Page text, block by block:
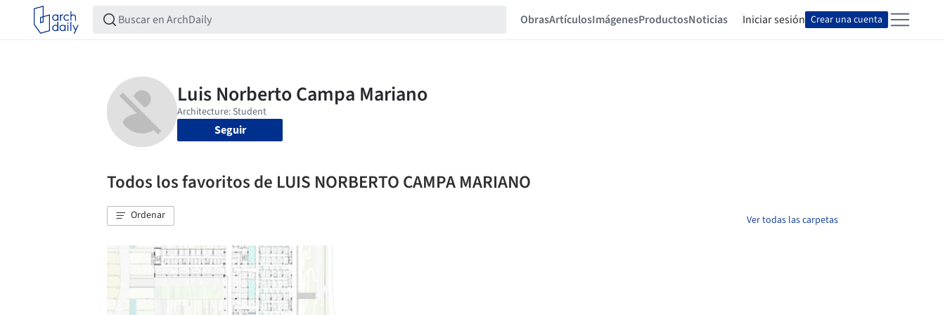
ObrasArtículosImágenesProductosNoticias Iniciar sesión Crear una cuenta
Seguir
Todos los favoritos de LUIS NORBERTO CAMPA MARIANO
Ordenar Ver todas las carpetas